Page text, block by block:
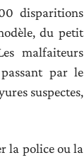
disparitions
du petit
malfaiteurs
par le
suspectes,
la police ou la